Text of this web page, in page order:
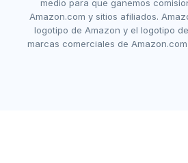
medio para que ganemos
Amazon.com y sitios afiliados.
logotipo de Amazon y el logotipo
marcas comerciales de